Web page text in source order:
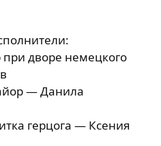
дворе немецкого
— Данила
герцога — Ксения